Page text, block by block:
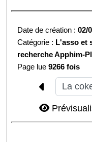
Date de création :02/
Catégorie : L'asso et
recherche Apphim-
Page lue9266 fois